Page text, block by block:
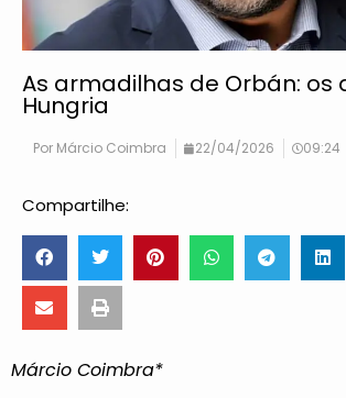
As armadilhas de Orbán: os
Hungria
Por Márcio Coimbra 22/04/2026 09:24
Compartilhe:
Márcio Coimbra*